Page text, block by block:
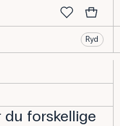
Ryd
du forskellige